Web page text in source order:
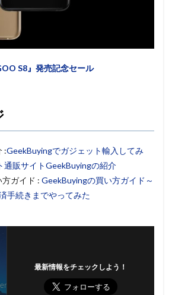
S8』発売記念セール
:GeekBuyingでガジェット輸入してみ
通販サイトGeekBuyingの紹介
方ガイド : GeekBuyingの買い方ガイド～
手続きまでやってみた
最新情報をチェックしよう！